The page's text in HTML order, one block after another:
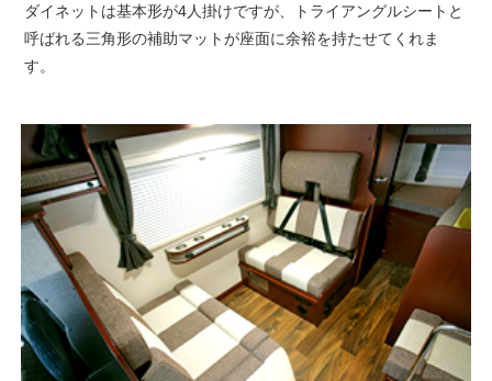
ダイネットは基本形が4人掛けですが、トライアングルシートと
呼ばれる三角形の補助マットが座面に余裕を持たせてくれま
す。